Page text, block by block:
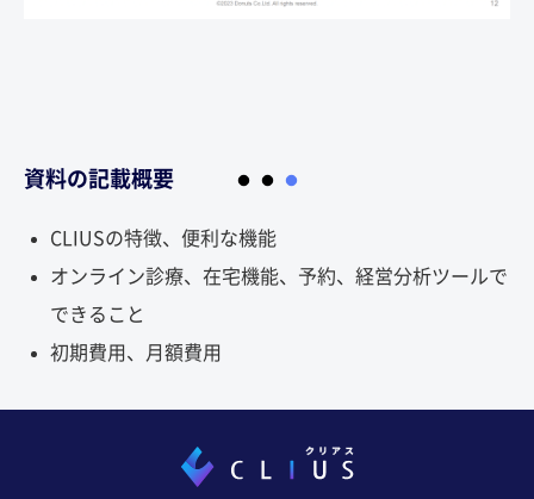
資料の記載概要
CLIUSの特徴、便利な機能
オンライン診療、在宅機能、予約、経営分析ツールで
できること
初期費用、月額費用